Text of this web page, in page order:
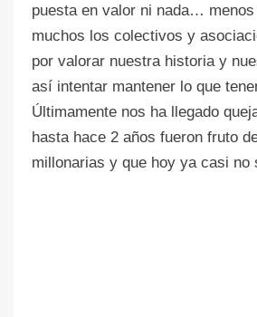
puesta en valor ni nada…
muchos los colectivos y
por valorar nuestra historia y
así intentar mantener lo que
Últimamente nos ha llegado
hasta hace 2 años fueron fruto
millonarias y que hoy ya casi no